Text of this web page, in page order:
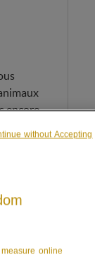
encore
au
online
without Accepting